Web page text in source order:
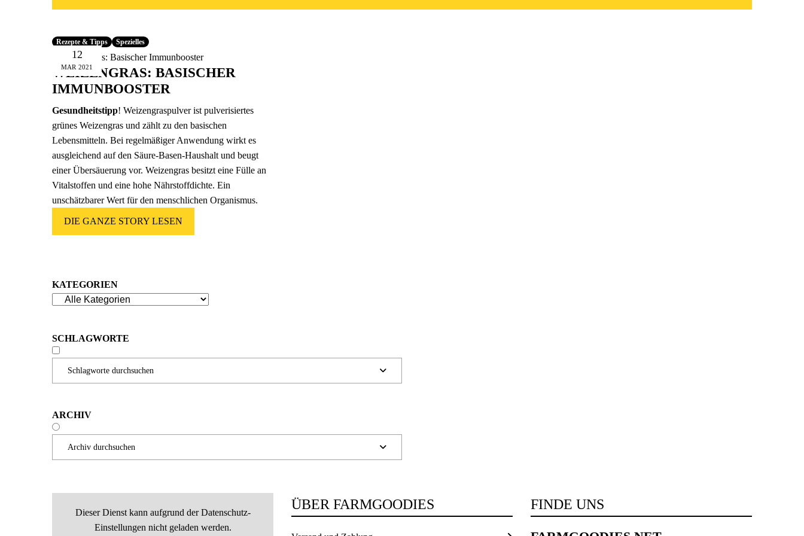
12
MAR 2021
Rezepte & Tipps Spezielles
WEIZENGRAS: BASISCHER
IMMUNBOOSTER
Gesundheitstipp! Weizengraspulver ist pulverisiertes
grünes Weizengras und zählt zu den basischen
Lebensmitteln. Bei regelmäßiger Anwendung wirkt es
ausgleichend auf den Säure-Basen-Haushalt und beugt
einer Übersäuerung vor. Weizengras besitzt eine Fülle an
Vitalstoffen und eine hohe Nährstoffdichte. Ein
unschätzbarer Wert für den menschlichen Organismus.
DIE GANZE STORY LESEN
KATEGORIEN
SCHLAGWORTE
Schlagworte durchsuchen 
ARCHIV
Archiv durchsuchen 
Dieser Dienst kann aufgrund der Datenschutz-
Einstellungen nicht geladen werden.
ÜBER FARMGOODIES FINDE UNS